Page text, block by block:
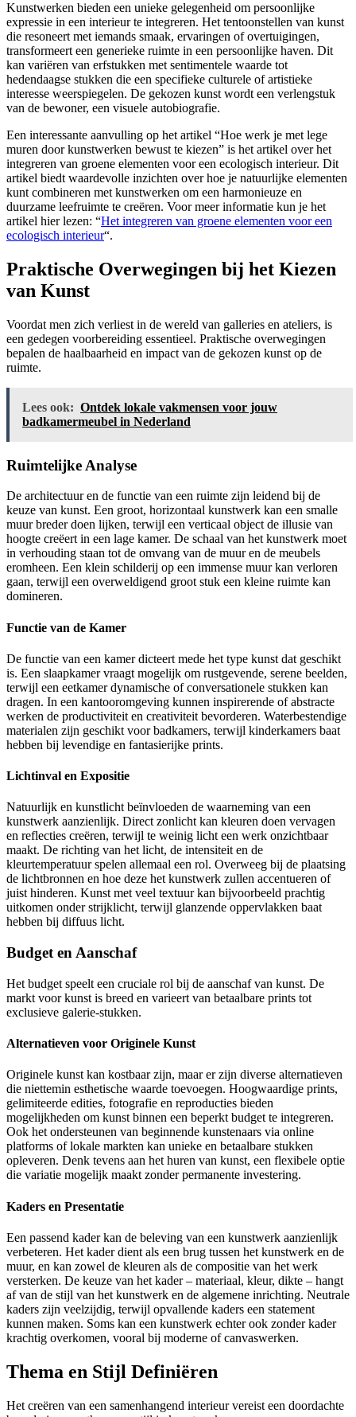
Kunstwerken bieden een unieke gelegenheid om persoonlijke
expressie in een interieur te integreren. Het tentoonstellen van kunst
die resoneert met iemands smaak, ervaringen of overtuigingen,
transformeert een generieke ruimte in een persoonlijke haven. Dit
kan variëren van erfstukken met sentimentele waarde tot
hedendaagse stukken die een specifieke culturele of artistieke
interesse weerspiegelen. De gekozen kunst wordt een verlengstuk
van de bewoner, een visuele autobiografie.
Een interessante aanvulling op het artikel “Hoe werk je met lege
muren door kunstwerken bewust te kiezen” is het artikel over het
integreren van groene elementen voor een ecologisch interieur. Dit
artikel biedt waardevolle inzichten over hoe je natuurlijke elementen
kunt combineren met kunstwerken om een harmonieuze en
duurzame leefruimte te creëren. Voor meer informatie kun je het
artikel hier lezen: “Het integreren van groene elementen voor een
ecologisch interieur“.
Praktische Overwegingen bij het Kiezen
van Kunst
Voordat men zich verliest in de wereld van galleries en ateliers, is
een gedegen voorbereiding essentieel. Praktische overwegingen
bepalen de haalbaarheid en impact van de gekozen kunst op de
ruimte.
Lees ook: Ontdek lokale vakmensen voor jouw
badkamermeubel in Nederland
Ruimtelijke Analyse
De architectuur en de functie van een ruimte zijn leidend bij de
keuze van kunst. Een groot, horizontaal kunstwerk kan een smalle
muur breder doen lijken, terwijl een verticaal object de illusie van
hoogte creëert in een lage kamer. De schaal van het kunstwerk moet
in verhouding staan tot de omvang van de muur en de meubels
eromheen. Een klein schilderij op een immense muur kan verloren
gaan, terwijl een overweldigend groot stuk een kleine ruimte kan
domineren.
Functie van de Kamer
De functie van een kamer dicteert mede het type kunst dat geschikt
is. Een slaapkamer vraagt mogelijk om rustgevende, serene beelden,
terwijl een eetkamer dynamische of conversationele stukken kan
dragen. In een kantooromgeving kunnen inspirerende of abstracte
werken de productiviteit en creativiteit bevorderen. Waterbestendige
materialen zijn geschikt voor badkamers, terwijl kinderkamers baat
hebben bij levendige en fantasierijke prints.
Lichtinval en Expositie
Natuurlijk en kunstlicht beïnvloeden de waarneming van een
kunstwerk aanzienlijk. Direct zonlicht kan kleuren doen vervagen
en reflecties creëren, terwijl te weinig licht een werk onzichtbaar
maakt. De richting van het licht, de intensiteit en de
kleurtemperatuur spelen allemaal een rol. Overweeg bij de plaatsing
de lichtbronnen en hoe deze het kunstwerk zullen accentueren of
juist hinderen. Kunst met veel textuur kan bijvoorbeeld prachtig
uitkomen onder strijklicht, terwijl glanzende oppervlakken baat
hebben bij diffuus licht.
Budget en Aanschaf
Het budget speelt een cruciale rol bij de aanschaf van kunst. De
markt voor kunst is breed en varieert van betaalbare prints tot
exclusieve galerie-stukken.
Alternatieven voor Originele Kunst
Originele kunst kan kostbaar zijn, maar er zijn diverse alternatieven
die niettemin esthetische waarde toevoegen. Hoogwaardige prints,
gelimiteerde edities, fotografie en reproducties bieden
mogelijkheden om kunst binnen een beperkt budget te integreren.
Ook het ondersteunen van beginnende kunstenaars via online
platforms of lokale markten kan unieke en betaalbare stukken
opleveren. Denk tevens aan het huren van kunst, een flexibele optie
die variatie mogelijk maakt zonder permanente investering.
Kaders en Presentatie
Een passend kader kan de beleving van een kunstwerk aanzienlijk
verbeteren. Het kader dient als een brug tussen het kunstwerk en de
muur, en kan zowel de kleuren als de compositie van het werk
versterken. De keuze van het kader – materiaal, kleur, dikte – hangt
af van de stijl van het kunstwerk en de algemene inrichting. Neutrale
kaders zijn veelzijdig, terwijl opvallende kaders een statement
kunnen maken. Soms kan een kunstwerk echter ook zonder kader
krachtig overkomen, vooral bij moderne of canvaswerken.
Thema en Stijl Definiëren
Het creëren van een samenhangend interieur vereist een doordachte